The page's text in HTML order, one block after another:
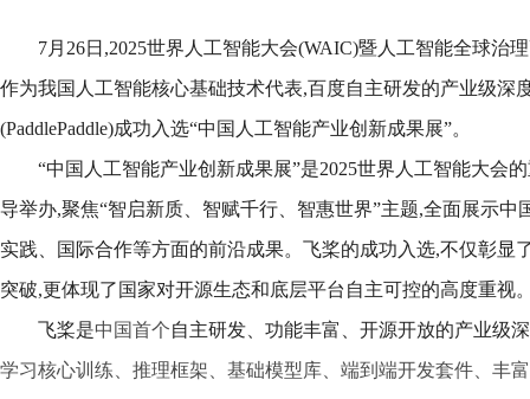
7月26日,2025世界人工智能大会(WAIC)暨人工智能全球治
作为我国人工智能核心基础技术代表,百度自主研发的产业级
(PaddlePaddle)成功入选“中国人工智能产业创新成果展”。
“中国人工智能产业创新成果展”是2025世界人工智能大会
导举办,聚焦“智启新质、智赋千行、智惠世界”主题,全面展示中
实践、国际合作等方面的前沿成果。飞桨的成功入选,不仅彰显
突破,更体现了国家对开源生态和底层平台自主可控的高度重视
飞桨是中国首个自主研发、功能丰富、开源开放的产业级
学习核心训练、推理框架、基础模型库、端到端开发套件、丰